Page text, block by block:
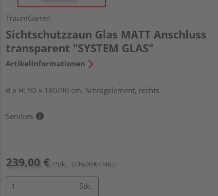
TraumGarten
Sichtschutzzaun Glas MATT Anschluss
transparent "SYSTEM GLAS"
Artikelinformationen
B x H: 90 x 180/90 cm, Schrägelement, rechts
Services
239,00 € / Stk. (239,00 € / Stk.)
Stk.